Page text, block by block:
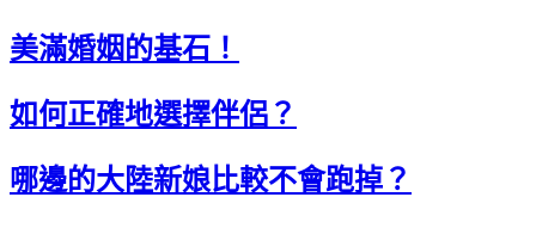
美滿婚姻的基石！
如何正確地選擇伴侶？
哪邊的大陸新娘比較不會跑掉？